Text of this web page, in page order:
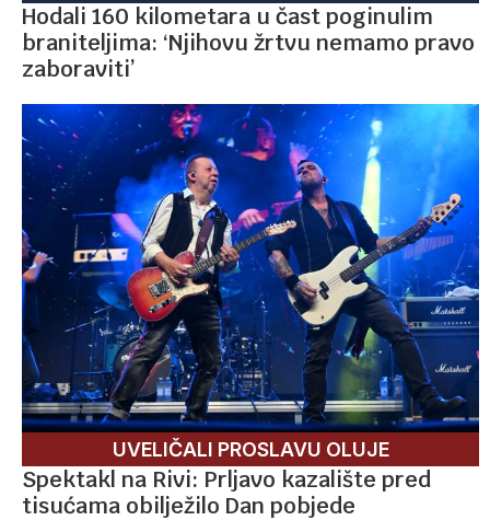
Hodali 160 kilometara u čast poginulim
braniteljima: ‘Njihovu žrtvu nemamo pravo
zaboraviti’
UVELIČALI PROSLAVU OLUJE
Spektakl na Rivi: Prljavo kazalište pred
tisućama obilježilo Dan pobjede